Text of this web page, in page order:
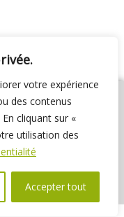
votre expérience
des contenus
cliquant sur «
utilisation des
Accepter tout
Nous contacter
Délibérations